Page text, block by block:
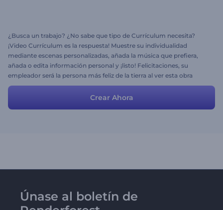
¿Busca un trabajo? ¿No sabe que tipo de Currículum necesita?
¡Video Currículum es la respuesta! Muestre su individualidad
mediante escenas personalizadas, añada la música que prefiera,
añada o edita información personal y ¡listo! Felicitaciones, su
empleador será la persona más feliz de la tierra al ver esta obra
maestra.
Crear Ahora
Únase al boletín de